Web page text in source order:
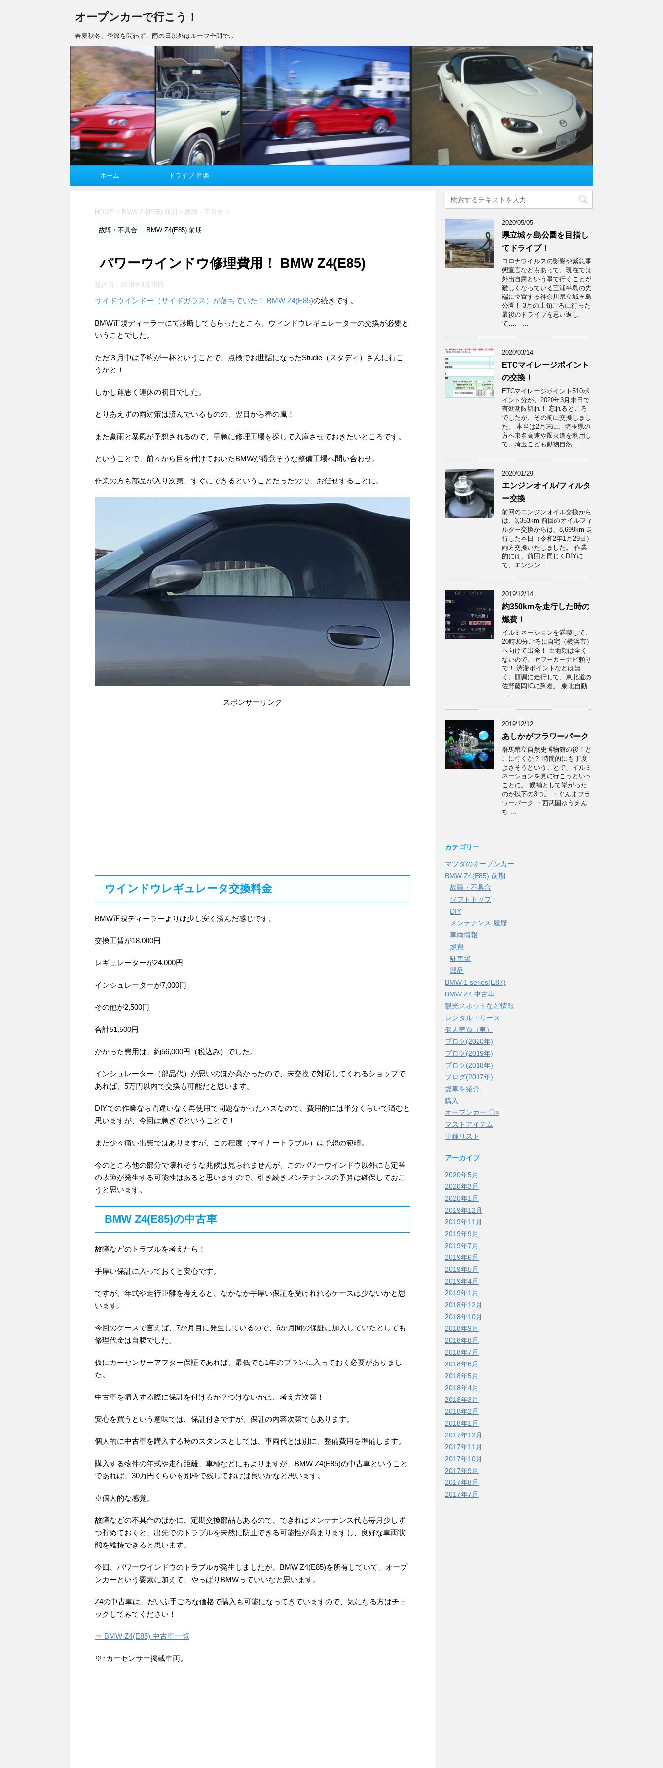
オープンカーで行こう！
春夏秋冬、季節を問わず、雨の日以外はルーフ全開で…
ホーム ドライブ 音楽
HOME > BMW Z4(E85) 前期 > 故障・不具合 >
故障・不具合 BMW Z4(E85) 前期
パワーウインドウ修理費用！ BMW Z4(E85)
投稿日： 2018年3月15日
サイドウインドー（サイドガラス）が落ちていた！ BMW Z4(E85)の続きです。
BMW正規ディーラーにて診断してもらったところ、ウィンドウレギュレーターの交換が必要と
いうことでした。
ただ３月中は予約が一杯ということで、点検でお世話になったStudie（スタディ）さんに行こ
うかと！
しかし運悪く連休の初日でした。
とりあえずの雨対策は済んでいるものの、翌日から春の嵐！
また豪雨と暴風が予想されるので、早急に修理工場を探して入庫させておきたいところです。
ということで、前々から目を付けておいたBMWが得意そうな整備工場へ問い合わせ。
作業の方も部品が入り次第、すぐにできるということだったので、お任せすることに。
スポンサーリンク
ウインドウレギュレータ交換料金
BMW正規ディーラーよりは少し安く済んだ感じです。
交換工賃が18,000円
レギュレーターが24,000円
インシュレーターが7,000円
その他が2,500円
合計51,500円
かかった費用は、約56,000円（税込み）でした。
インシュレーター（部品代）が思いのほか高かったので、未交換で対応してくれるショップで
あれば、5万円以内で交換も可能だと思います。
DIYでの作業なら間違いなく再使用で問題なかったハズなので、費用的には半分くらいで済むと
思いますが、今回は急ぎでということで！
また少々痛い出費ではありますが、この程度（マイナートラブル）は予想の範疇。
今のところ他の部分で壊れそうな兆候は見られませんが、このパワーウインドウ以外にも定番
の故障が発生する可能性はあると思いますので、引き続きメンテナンスの予算は確保しておこ
うと思います。
BMW Z4(E85)の中古車
故障などのトラブルを考えたら！
手厚い保証に入っておくと安心です。
ですが、年式や走行距離を考えると、なかなか手厚い保証を受けれれるケースは少ないかと思
います。
今回のケースで言えば、7か月目に発生しているので、6か月間の保証に加入していたとしても
修理代金は自腹でした。
仮にカーセンサーアフター保証であれば、最低でも1年のプランに入っておく必要がありまし
た。
中古車を購入する際に保証を付けるか？つけないかは、考え方次第！
安心を買うという意味では、保証付きですが、保証の内容次第でもあります。
個人的に中古車を購入する時のスタンスとしては、車両代とは別に、整備費用を準備します。
購入する物件の年式や走行距離、車種などにもよりますが、BMW Z4(E85)の中古車ということ
であれば、30万円くらいを別枠で残しておけば良いかなと思います。
※個人的な感覚。
故障などの不具合のほかに、定期交換部品もあるので、できればメンテナンス代も毎月少しず
つ貯めておくと、出先でのトラブルを未然に防止できる可能性が高まりますし、良好な車両状
態を維持できると思います。
今回、パワーウインドウのトラブルが発生しましたが、BMW Z4(E85)を所有していて、オープ
ンカーという要素に加えて、やっぱりBMWっていいなと思います。
Z4の中古車は、だいぶ手ごろな価格で購入も可能になってきていますので、気になる方はチェ
ックしてみてください！
⇒ BMW Z4(E85) 中古車一覧
※↑カーセンサー掲載車両。
2020/05/05
県立城ヶ島公園を目指し
てドライブ！
コロナウイルスの影響や緊急事
態宣言などもあって、現在では
外出自粛という事で行くことが
難しくなっている三浦半島の先
端に位置する神奈川県立城ヶ島
公園！ 3月の上旬ごろに行った
最後のドライブを思い返し
て…。 ...
2020/03/14
ETCマイレージポイント
の交換！
ETCマイレージポイント510ポ
イント分が、2020年3月末日で
有効期限切れ！ 忘れるところ
でしたが、その前に交換しまし
た。 本当は2月末に、埼玉県の
方へ東名高速や圏央道を利用し
て、埼玉こども動物自然 ...
2020/01/29
エンジンオイル/フィルタ
ー交換
前回のエンジンオイル交換から
は、3,353km 前回のオイルフィ
ルター交換からは、8,699km 走
行した本日（令和2年1月29日）
両方交換いたしました。 作業
的には、前回と同じくDIYに
て、エンジン ...
2019/12/14
約350kmを走行した時の
燃費！
イルミネーションを満喫して、
20時30分ごろに自宅（横浜市）
へ向けて出発！ 土地勘は全く
ないので、ヤフーカーナビ頼り
で！ 渋滞ポイントなどは無
く、順調に走行して、東北道の
佐野藤岡ICに到着。 東北自動
2019/12/12
あしかがフラワーパーク
群馬県立自然史博物館の後！ど
こに行くか？ 時間的にも丁度
よさそうということで、イルミ
ネーションを見に行こうという
ことに。 候補として挙がった
のが以下の3つ。 ・ぐんまフラ
ワーパーク ・西武園ゆうえん
ち ...
カテゴリー
マツダのオープンカー
BMW Z4(E85) 前期
故障・不具合
ソフトトップ
DIY
メンテナンス 履歴
車両情報
燃費
駐車場
部品
BMW 1 series(E87)
BMW Z4 中古車
観光スポットなど情報
レンタル・リース
個人売買（車）
ブログ(2020年)
ブログ(2019年)
ブログ(2018年)
ブログ(2017年)
愛車を紹介
購入
オープンカー 〇×
マストアイテム
車種リスト
アーカイブ
2020年5月
2020年3月
2020年1月
2019年12月
2019年11月
2019年9月
2019年7月
2019年6月
2019年5月
2019年4月
2019年1月
2018年12月
2018年10月
2018年9月
2018年8月
2018年7月
2018年6月
2018年5月
2018年4月
2018年3月
2018年2月
2018年1月
2017年12月
2017年11月
2017年10月
2017年9月
2017年8月
2017年7月